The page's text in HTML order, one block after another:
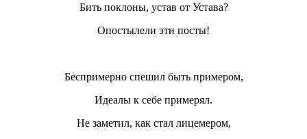
Бить поклоны, устав от Устава?
Опостылели эти посты!
Беспримерно спешил быть примером,
Идеалы к себе примерял.
Не заметил, как стал лицемером,